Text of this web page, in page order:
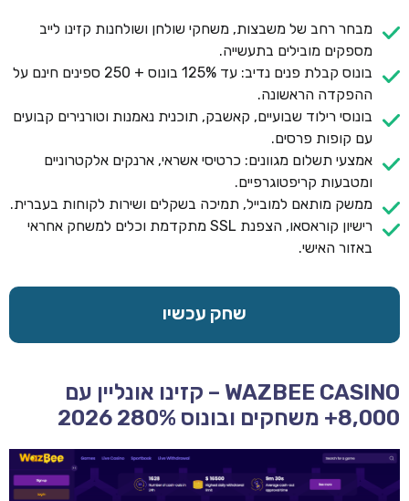
מבחר רחב של משבצות, משחקי שולחן ושולחנות קזינו לייב
מספקים מובילים בתעשייה.
בונוס קבלת פנים נדיב: עד 125% בונוס + 250 ספינים חינם על
ההפקדה הראשונה.
בונוסי רילוד שבועיים, קאשבק, תוכנית נאמנות וטורנירים קבועים
עם קופות פרסים.
אמצעי תשלום מגוונים: כרטיסי אשראי, ארנקים אלקטרוניים
ומטבעות קריפטוגרפיים.
ממשק מותאם למובייל, תמיכה בשקלים ושירות לקוחות בעברית.
רישיון קוראסאו, הצפנת SSL מתקדמת וכלים למשחק אחראי
באזור האישי.
שחק עכשיו
WAZBEE CASINO – קזינו אונליין עם
8,000+ משחקים ובונוס 280% 2026